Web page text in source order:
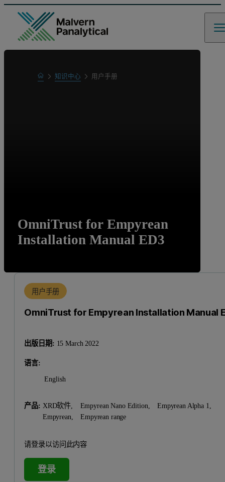
Home
Learn
知识中心 用户手册
OmniTrust for Empyrean
Installation Manual ED3
用户手册
OmniTrust for Empyrean Installation Manual
出版日期: 15 March 2022
语言:
English
产品: XRD软件, Empyrean Nano Edition,
Empyrean Alpha 1,
Empyrean,
Empyrean range
请登录以访问此内容
登录